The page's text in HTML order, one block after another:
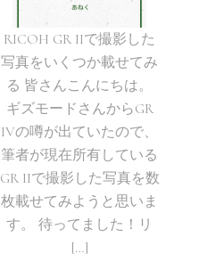
RICOH GR IIで撮影した
写真をいくつか載せてみ
る 皆さんこんにちは。
ギズモードさんからGR
IVの噂が出ていたので、
筆者が現在所有している
GR IIで撮影した写真を数
枚載せてみようと思いま
す。 待ってました！リ
[…]